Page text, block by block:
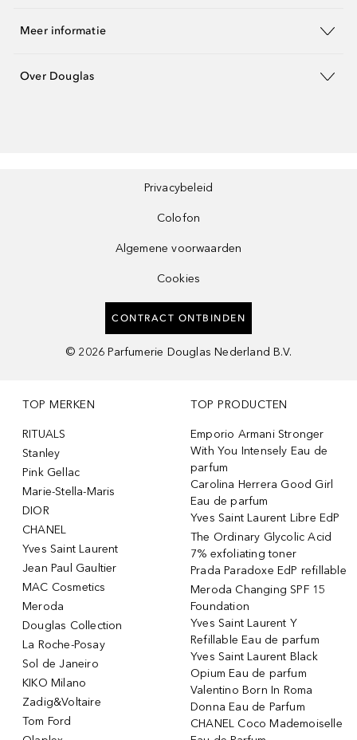
Meer informatie
Over Douglas
Privacybeleid
Colofon
Algemene voorwaarden
Cookies
CONTRACT ONTBINDEN
© 2026 Parfumerie Douglas Nederland B.V.
TOP MERKEN
RITUALS
Stanley
Pink Gellac
Marie-Stella-Maris
DIOR
CHANEL
Yves Saint Laurent
Jean Paul Gaultier
MAC Cosmetics
Meroda
Douglas Collection
La Roche-Posay
Sol de Janeiro
KIKO Milano
Zadig&Voltaire
Tom Ford
TOP PRODUCTEN
Emporio Armani Stronger
With You Intensely Eau de
parfum
Carolina Herrera Good Girl
Eau de parfum
Yves Saint Laurent Libre EdP
The Ordinary Glycolic Acid
7% exfoliating toner
Prada Paradoxe EdP refillable
Meroda Changing SPF 15
Foundation
Yves Saint Laurent Y
Refillable Eau de parfum
Yves Saint Laurent Black
Opium Eau de parfum
Valentino Born In Roma
Donna Eau de Parfum
CHANEL Coco Mademoiselle